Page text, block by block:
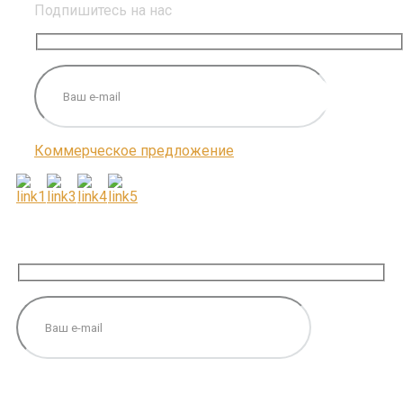
Подпишитесь на нас
Коммерческое предложение